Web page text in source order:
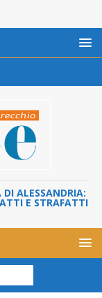
ALESSANDRIA:
E STRAFATTI